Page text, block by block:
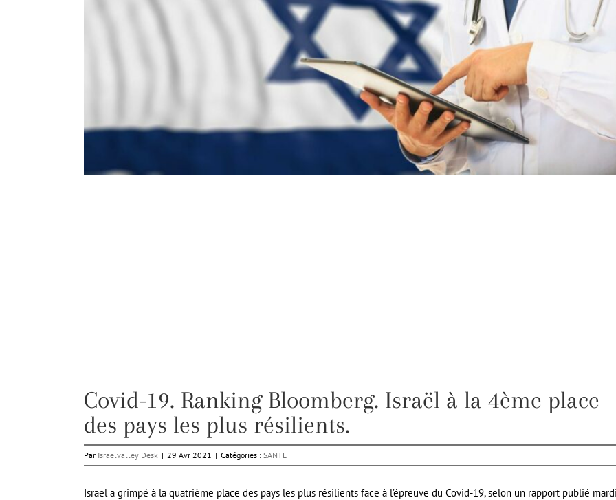
Covid-19. Ranking Bloomberg. Israël à la 4ème place
des pays les plus résilients.
Par Israelvalley Desk | 29 Avr 2021 | Catégories : SANTE
Israël a grimpé à la quatrième place des pays les plus résilients face à l’épreuve du Covid-19, selon un rapport publié